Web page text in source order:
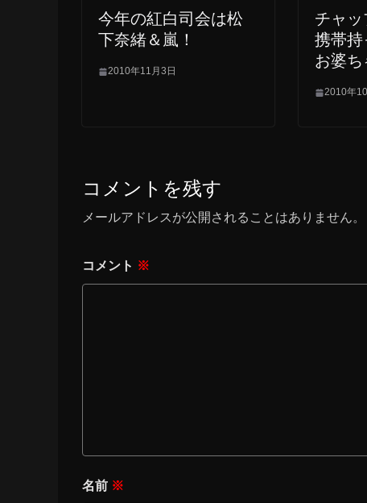
o
今年の紅白司会は松
下奈緒＆嵐！
2010年11月3日
チャ
携帯
お婆ち
2010年
コメントを残す
メールアドレスが公開されることはありません。
コメント ※
名前 ※